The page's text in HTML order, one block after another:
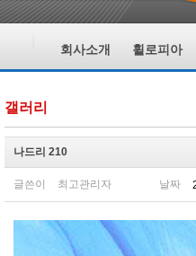
회사소개 휠로피아
갤러리
나드리 210
글쓴이 최고관리자 날짜